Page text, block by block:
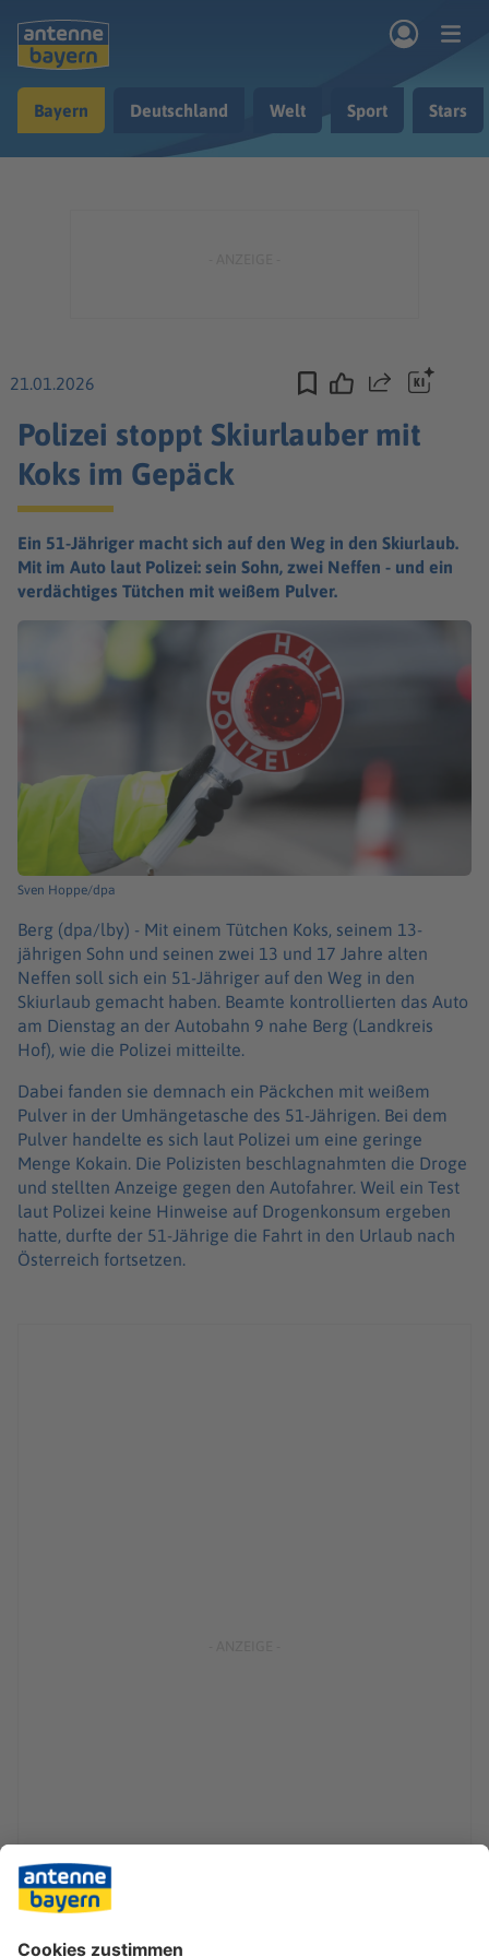
Musik & Radio
Bayern Deutschland Welt Sport Stars
21.01.2026 Teilen
Polizei stoppt Skiurlauber mit
Koks im Gepäck
Ein 51-Jähriger macht sich auf den Weg in den Skiurlaub.
Mit im Auto laut Polizei: sein Sohn, zwei Neffen - und ein
verdächtiges Tütchen mit weißem Pulver.
Sven Hoppe/dpa
Berg (dpa/lby) - Mit einem Tütchen Koks, seinem 13-
jährigen Sohn und seinen zwei 13 und 17 Jahre alten
Neffen soll sich ein 51-Jähriger auf den Weg in den
Skiurlaub gemacht haben. Beamte kontrollierten das Auto
am Dienstag an der Autobahn 9 nahe Berg (Landkreis
Hof), wie die Polizei mitteilte.
Dabei fanden sie demnach ein Päckchen mit weißem
Pulver in der Umhängetasche des 51-Jährigen. Bei dem
Pulver handelte es sich laut Polizei um eine geringe
Menge Kokain. Die Polizisten beschlagnahmten die Droge
und stellten Anzeige gegen den Autofahrer. Weil ein Test
laut Polizei keine Hinweise auf Drogenkonsum ergeben
hatte, durfte der 51-Jährige die Fahrt in den Urlaub nach
Österreich fortsetzen.